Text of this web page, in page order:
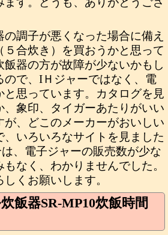
調子が悪くなった場合に備え
５合炊き）を買おうかと思って
器の方が故障が少ないかもし
ので、IＨジャーではなく、電
と思っています。カタログを見
、象印、タイガーあたりがいい
が、どこのメーカーがおいしい
いろいろなサイトを見ました
、電子ジャーの販売数が少な
なく、わかりませんでした。
くお願いします。
飯器SR-MP10炊飯時間